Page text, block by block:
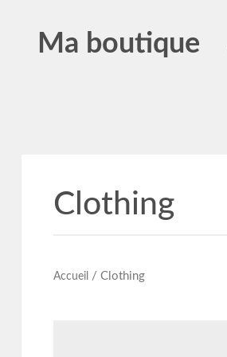
Ma boutique
Clothing
Accueil / Clothing